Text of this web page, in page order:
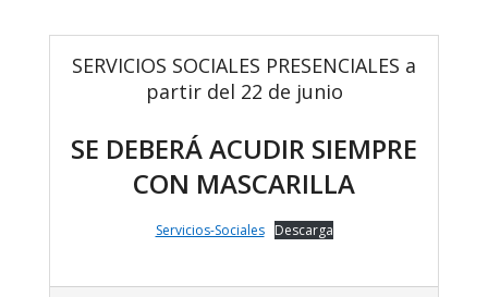
SERVICIOS SOCIALES PRESENCIALES a
partir del 22 de junio
SE DEBERÁ ACUDIR SIEMPRE
CON MASCARILLA
Servicios-Sociales Descarga